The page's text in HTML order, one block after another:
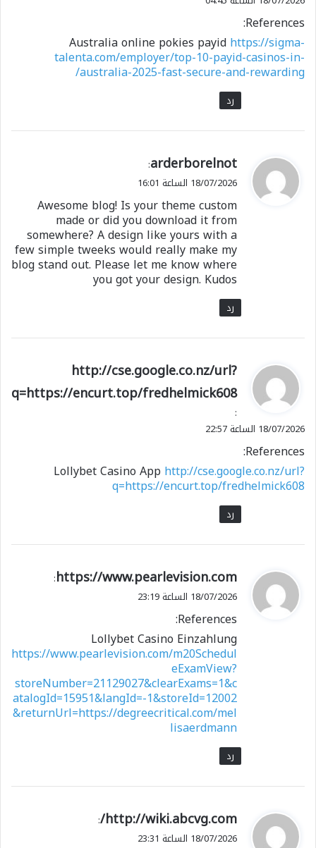
References:
Australia online pokies payidhttps://sigma-
talenta.com/employer/top-10-payid-casinos-in-
australia-2025-fast-secure-and-rewarding/
رد
ي
ق
ل
arderborelnot
:
18/07/2026 الساعة 16:01
Awesome blog! Is your theme custom
made or did you download it from
somewhere? A design like yours with a
few simple tweeks would really make my
blog stand out. Please let me know where
you got your design. Kudos
رد
ي
ق
و
ل
http://cse.google.co.nz/url?
q=https://encurt.top/fredhelmick608
:
18/07/2026 الساعة 22:57
References:
Lollybet Casino App http://cse.google.co.nz/url?
q=https://encurt.top/fredhelmick608
رد
ي
ق
ل
https://www.pearlevision.com
:
18/07/2026 الساعة 23:19
References:
Lollybet Casino Einzahlung
https://www.pearlevision.com/m20Schedul
eExamView?
storeNumber=21129027&clearExams=1&c
atalogId=15951&langId=-1&storeId=12002
&returnUrl=https://degreecritical.com/mel
lisaerdmann
رد
ي
ق
http://wiki.abcvg.com/
:
18/07/2026 الساعة 23:31